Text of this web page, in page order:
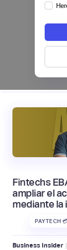
pago de
Fintechs
ampliar el
mediante la
PAYTECH
Business Insider |